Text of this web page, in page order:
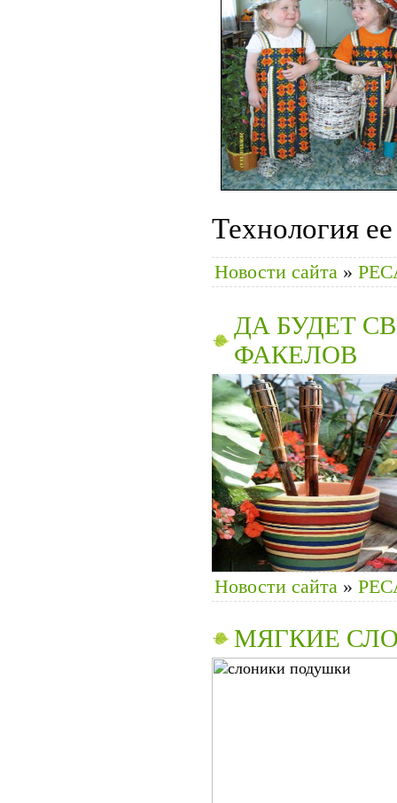
Технология ее
Новости сайта »
ДА БУДЕТ
ФАКЕЛОВ
Новости сайта »
МЯГКИЕ